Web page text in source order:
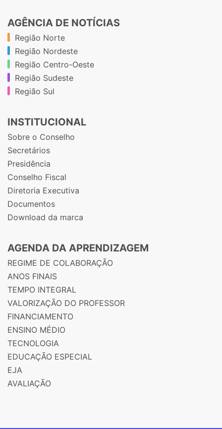
AGÊNCIA DE NOTÍCIAS
Região Norte
Região Nordeste
Região Centro-Oeste
Região Sudeste
Região Sul
INSTITUCIONAL
Sobre o Conselho
Secretários
Presidência
Conselho Fiscal
Diretoria Executiva
Documentos
Download da marca
AGENDA DA APRENDIZAGEM
REGIME DE COLABORAÇÃO
ANOS FINAIS
TEMPO INTEGRAL
VALORIZAÇÃO DO PROFESSOR
FINANCIAMENTO
ENSINO MÉDIO
TECNOLOGIA
EDUCAÇÃO ESPECIAL
EJA
AVALIAÇÃO